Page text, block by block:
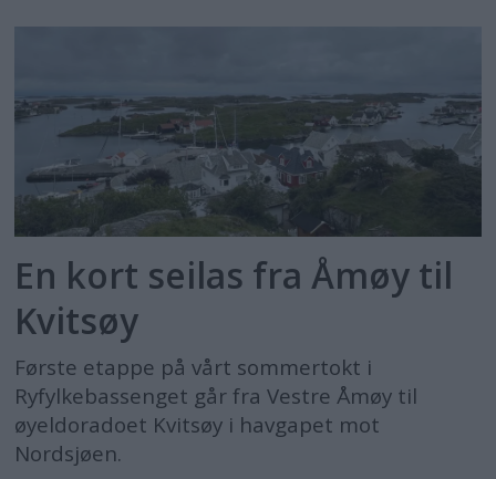
En kort seilas fra Åmøy til
Kvitsøy
Første etappe på vårt sommertokt i
Ryfylkebassenget går fra Vestre Åmøy til
øyeldoradoet Kvitsøy i havgapet mot
Nordsjøen.